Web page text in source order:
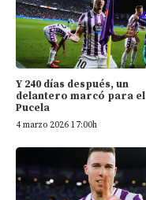
Y 240 días después, un
delantero marcó para el
Pucela
4 marzo 2026 17:00h